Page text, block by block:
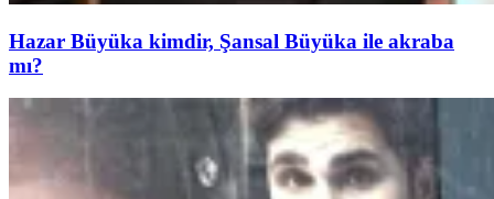
Hazar Büyüka kimdir, Şansal Büyüka ile akraba
mı?